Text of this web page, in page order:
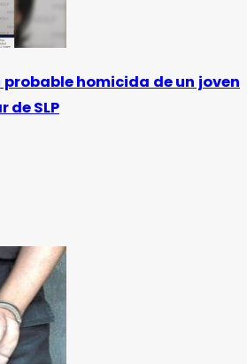
homicida de un joven
de SLP